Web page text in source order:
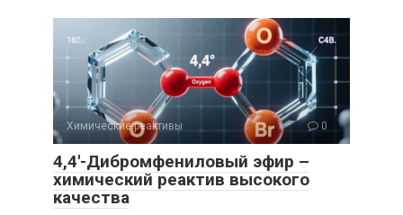
Химические реактивы 0
4,4′-Дибромфениловый эфир –
химический реактив высокого
качества